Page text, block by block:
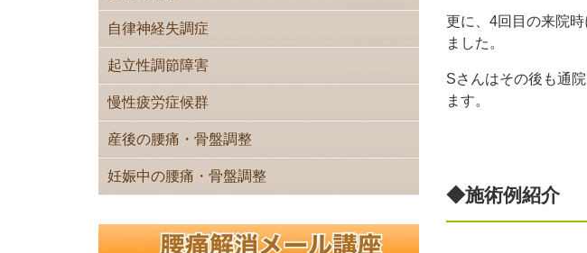
更に、4回目の来院
ました。
Sさんはその後も通
ます。
◆施術例紹介
自律神経失調症
起立性調節障害
慢性疲労症候群
産後の腰痛・骨盤調整
妊娠中の腰痛・骨盤調整